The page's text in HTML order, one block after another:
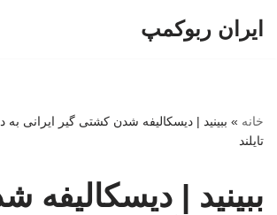
ایران ربوکمپ
خانه » ببینید | دیسکالیفه شدن کشتی گیر ایرانی
تایلند
ببینید | دیسکالیفه